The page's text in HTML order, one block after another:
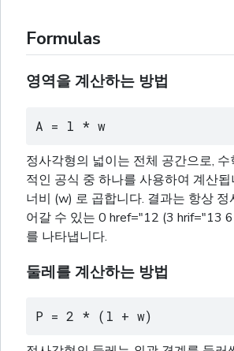
Formulas
영역을 계산하는 방법
A = l * w
정사각형의 넓이는 전체 공간으로,
적인 공식 중 하나를 사용하여 계산
너비 (w) 로 곱합니다. 결과는 항상
어갈 수 있는 0 href="12 (3 hrif="13
를 나타냅니다.
둘레를 계산하는 방법
P = 2 * (l + w)